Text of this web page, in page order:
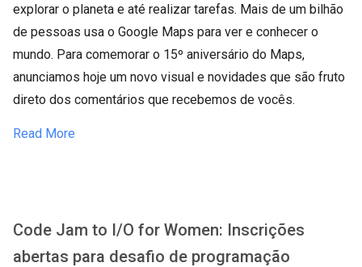
explorar o planeta e até realizar tarefas. Mais de um bilhão
de pessoas usa o Google Maps para ver e conhecer o
mundo. Para comemorar o 15º aniversário do Maps,
anunciamos hoje um novo visual e novidades que são fruto
direto dos comentários que recebemos de vocês.
Read More
Code Jam to I/O for Women: Inscrições
abertas para desafio de programação